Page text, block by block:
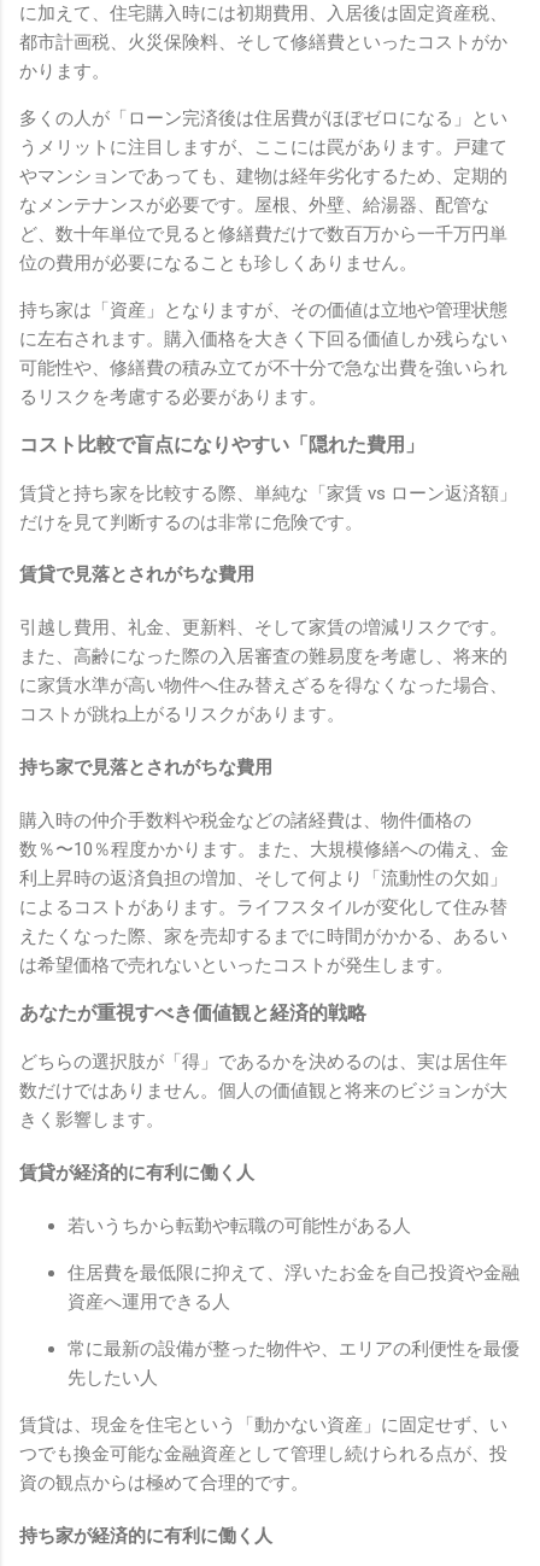
に加えて、住宅購入時には初期費用、入居後は固定資産税、
都市計画税、火災保険料、そして修繕費といったコストがか
かります。
多くの人が「ローン完済後は住居費がほぼゼロになる」とい
うメリットに注目しますが、ここには罠があります。戸建て
やマンションであっても、建物は経年劣化するため、定期的
なメンテナンスが必要です。屋根、外壁、給湯器、配管な
ど、数十年単位で見ると修繕費だけで数百万から一千万円単
位の費用が必要になることも珍しくありません。
持ち家は「資産」となりますが、その価値は立地や管理状態
に左右されます。購入価格を大きく下回る価値しか残らない
可能性や、修繕費の積み立てが不十分で急な出費を強いられ
るリスクを考慮する必要があります。
コスト比較で盲点になりやすい「隠れた費用」
賃貸と持ち家を比較する際、単純な「家賃 vs ローン返済額」
だけを見て判断するのは非常に危険です。
賃貸で見落とされがちな費用
引越し費用、礼金、更新料、そして家賃の増減リスクです。
また、高齢になった際の入居審査の難易度を考慮し、将来的
に家賃水準が高い物件へ住み替えざるを得なくなった場合、
コストが跳ね上がるリスクがあります。
持ち家で見落とされがちな費用
購入時の仲介手数料や税金などの諸経費は、物件価格の
数％〜10％程度かかります。また、大規模修繕への備え、金
利上昇時の返済負担の増加、そして何より「流動性の欠如」
によるコストがあります。ライフスタイルが変化して住み替
えたくなった際、家を売却するまでに時間がかかる、あるい
は希望価格で売れないといったコストが発生します。
あなたが重視すべき価値観と経済的戦略
どちらの選択肢が「得」であるかを決めるのは、実は居住年
数だけではありません。個人の価値観と将来のビジョンが大
きく影響します。
賃貸が経済的に有利に働く人
若いうちから転勤や転職の可能性がある人
住居費を最低限に抑えて、浮いたお金を自己投資や金融
資産へ運用できる人
常に最新の設備が整った物件や、エリアの利便性を最優
先したい人
賃貸は、現金を住宅という「動かない資産」に固定せず、い
つでも換金可能な金融資産として管理し続けられる点が、投
資の観点からは極めて合理的です。
持ち家が経済的に有利に働く人